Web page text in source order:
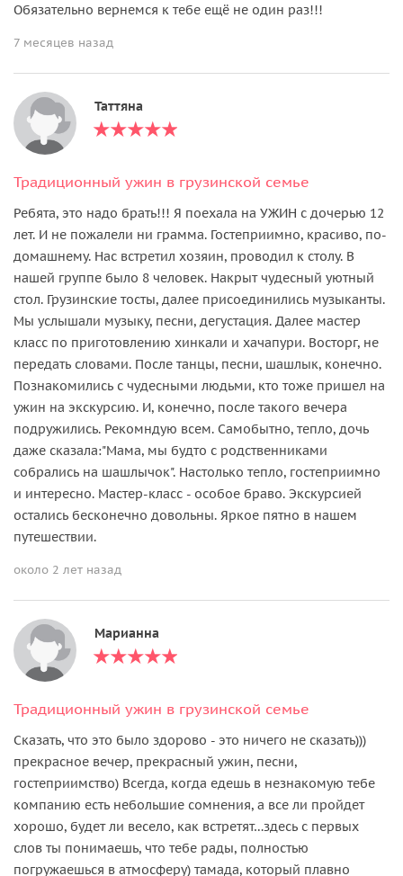
Обязательно вернемся к тебе ещё не один раз!!!
7 месяцев назад
Таттяна
Традиционный ужин в грузинской семье
Ребята, это надо брать!!! Я поехала на УЖИН с дочерью 12
лет. И не пожалели ни грамма. Гостеприимно, красиво, по-
домашнему. Нас встретил хозяин, проводил к столу. В
нашей группе было 8 человек. Накрыт чудесный уютный
стол. Грузинские тосты, далее присоединились музыканты.
Мы услышали музыку, песни, дегустация. Далее мастер
класс по приготовлению хинкали и хачапури. Восторг, не
передать словами. После танцы, песни, шашлык, конечно.
Познакомились с чудесными людьми, кто тоже пришел на
ужин на экскурсию. И, конечно, после такого вечера
подружились. Рекомндую всем. Самобытно, тепло, дочь
даже сказала:"Мама, мы будто с родственниками
собрались на шашлычок". Настолько тепло, гостеприимно
и интересно. Мастер-класс - особое браво. Экскурсией
остались бесконечно довольны. Яркое пятно в нашем
путешествии.
около 2 лет назад
Марианна
Традиционный ужин в грузинской семье
Сказать, что это было здорово - это ничего не сказать)))
прекрасное вечер, прекрасный ужин, песни,
гостеприимство) Всегда, когда едешь в незнакомую тебе
компанию есть небольшие сомнения, а все ли пройдет
хорошо, будет ли весело, как встретят…здесь с первых
слов ты понимаешь, что тебе рады, полностью
погружаешься в атмосферу) тамада, который плавно